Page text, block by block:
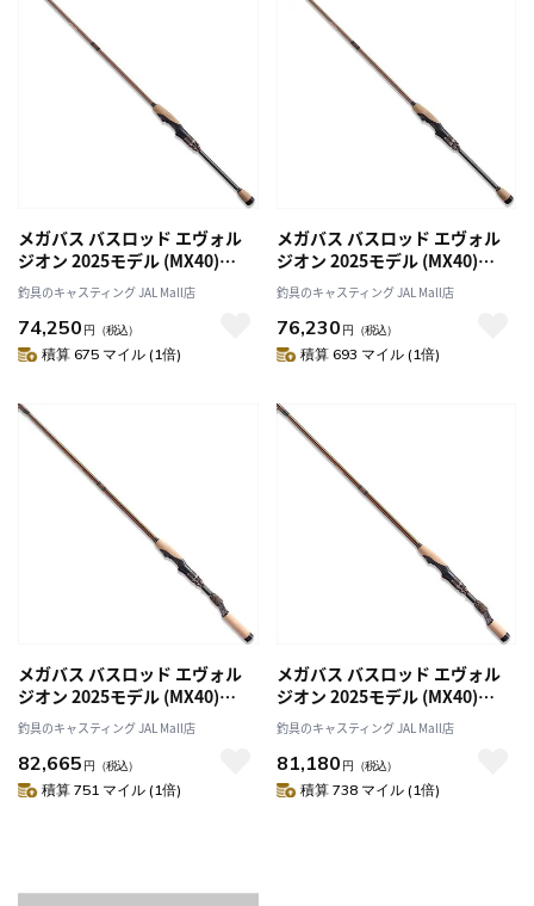
メガバス バスロッド エヴォル
ジオン 2025モデル (MX40)
F2.1/2-70ti-S (スピニング 1ピ
ース)
釣具のキャスティング JAL Mall店
74,250 円 （税込）
積算 675 マイル (1倍)
メガバス バスロッド エヴォル
ジオン 2025モデル (MX40)
F3st-611ti-S (スピニング 1ピー
ス)
釣具のキャスティング JAL Mall店
76,230 円 （税込）
積算 693 マイル (1倍)
メガバス バスロッド エヴォル
ジオン 2025モデル (MX40)
F3.1/2-73tix-S (スピニング 1ピ
ース)
釣具のキャスティング JAL Mall店
82,665 円 （税込）
積算 751 マイル (1倍)
メガバス バスロッド エヴォル
ジオン 2025モデル (MX40)
F4.1/2st-62tix-S (スピニング 1
ピース)
釣具のキャスティング JAL Mall店
81,180 円 （税込）
積算 738 マイル (1倍)